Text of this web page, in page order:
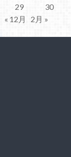
29
30
« 12月
2月 »